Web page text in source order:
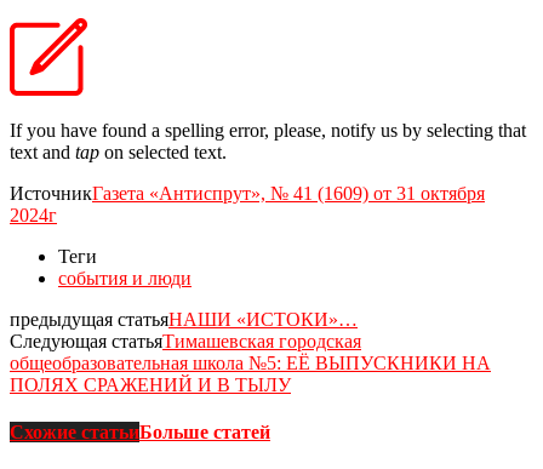
If you have found a spelling error, please, notify us by selecting that
text and tap on selected text.
ИсточникГазета «Антиспрут», № 41 (1609) от 31 октября
2024г
Теги
события и люди
предыдущая статьяНАШИ «ИСТОКИ»…
Следующая статьяТимашевская городская
общеобразовательная школа №5: ЕЁ ВЫПУСКНИКИ НА
ПОЛЯХ СРАЖЕНИЙ И В ТЫЛУ
Схожие статьиБольше статей